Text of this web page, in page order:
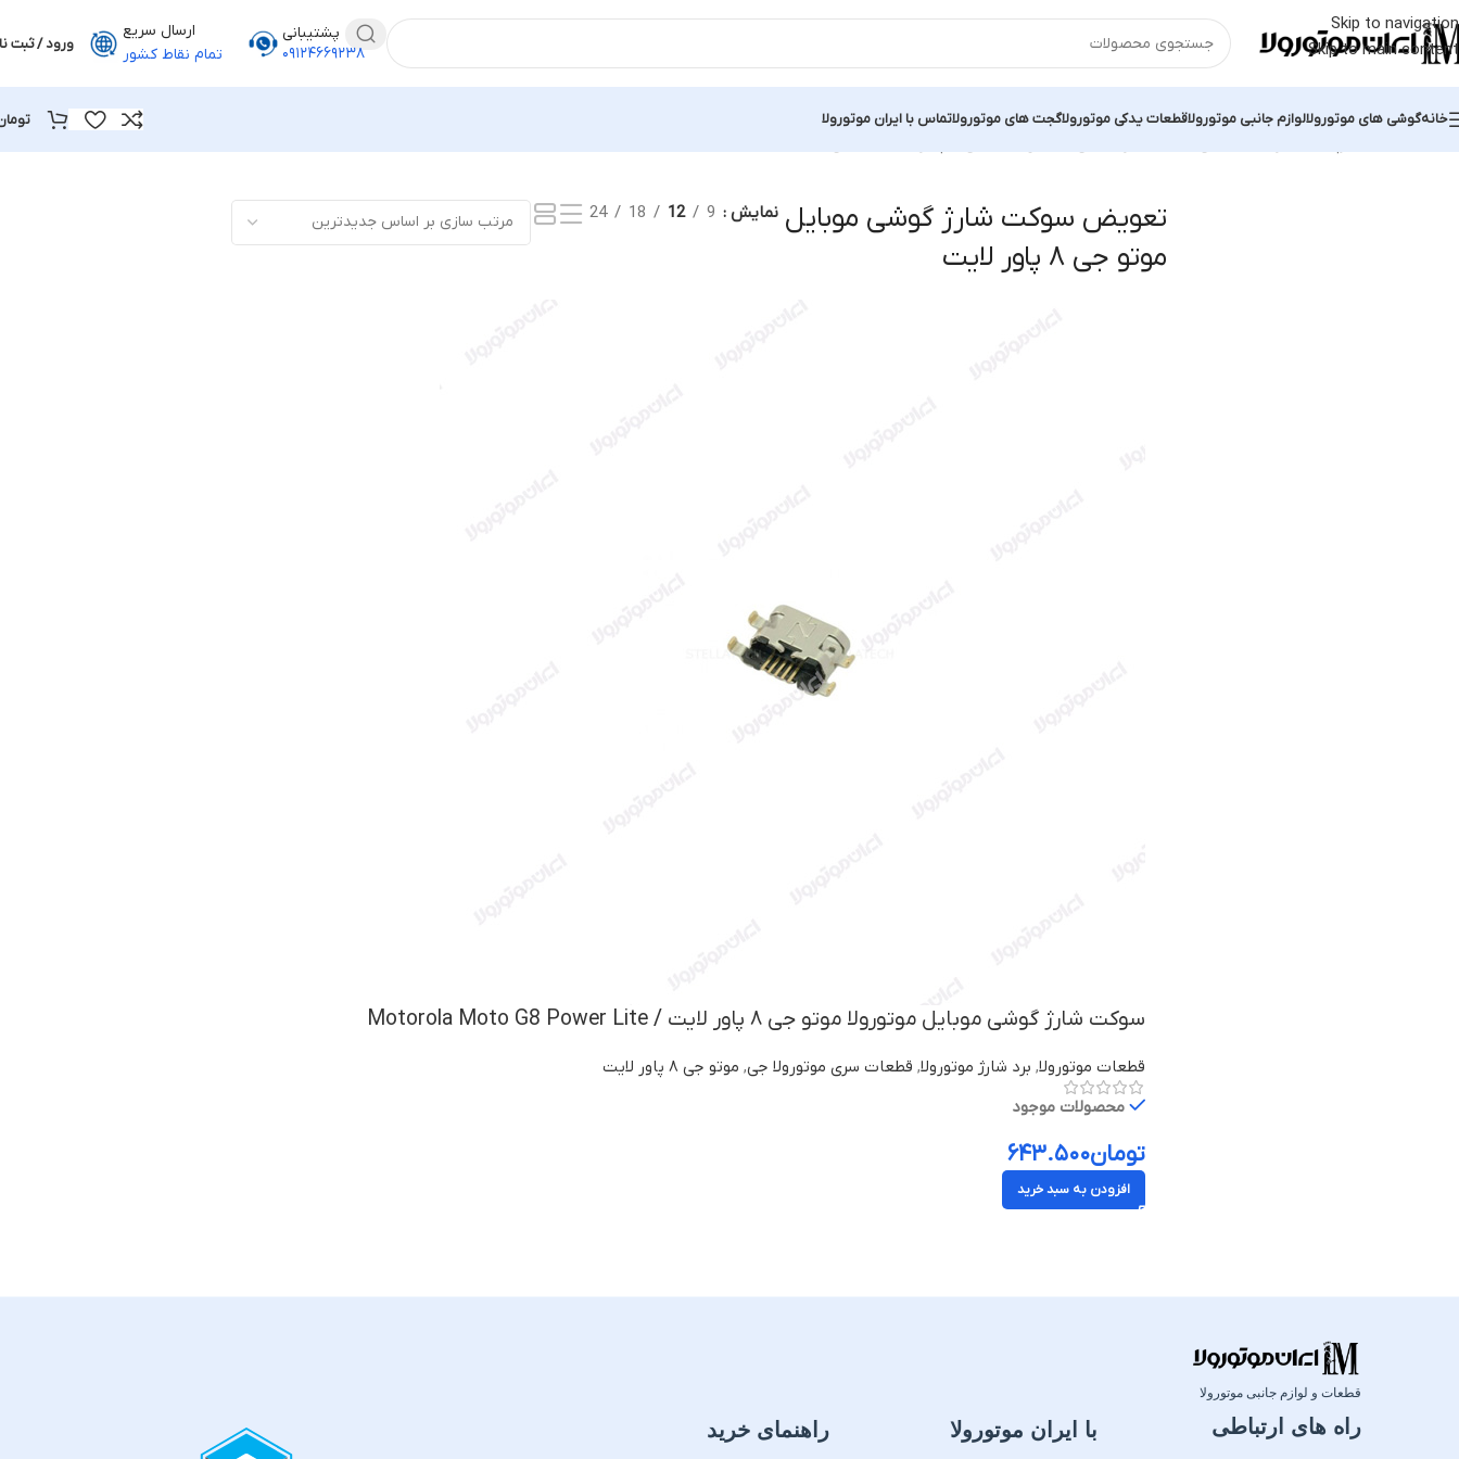
Skip to navigation
Skip to main content
پشتیبانی
۰۹۱۲۴۶۶۹۲۳۸
ارسال سریع
تمام نقاط کشور
ورود / ثبت
خانهگوشی های موتورولالوازم جانبی موتورولاقطعات یدکی موتورولاگجت های موتورولاتماس با ایران موتورولا
تعویض سوکت شارژ گوشی موبایل
موتو جی ۸ پاور لایت
نمایش 9
12
18
24
سوکت شارژ گوشی موبایل موتورولا موتو جی ۸ پاور لایت / Motorola Moto G8 Power Lite
قطعات موتورولا, برد شارژ موتورولا, قطعات سری موتورولا جی, موتو جی ۸ پاور لایت
محصولات موجود
تومان۶۴۳.۵۰۰
افزودن به سبد خرید
قطعات و لوازم جانبی موتورولا
راه های ارتباطی با ایران موتورولا راهنمای خرید